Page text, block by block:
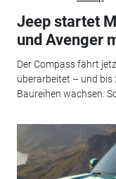
Jeep startet
und Avenger
Der Compass fährt
überarbeitet – und bis
Baureihen wachsen.